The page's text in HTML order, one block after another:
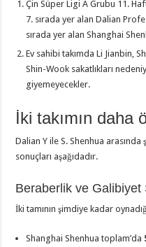
Çin Süper Ligi A Grubu 11.
7. sırada yer alan Dalian
sırada yer alan Shanghai
Ev sahibi takımda Li Jianbin,
Shin-Wook sakatlıkları
giyemeyecekler.
İki takımın daha
Dalian Y ile S. Shenhua
sonuçları aşağıdadır.
Beraberlik ve Galibiyet
İki tamının şimdiye kadar
Shanghai Shenhua toplam’da